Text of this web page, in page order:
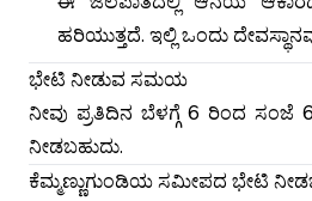
ಹರಿಯುತ್ತದೆ. ಇಲ್ಲಿ ಒಂದು
ಭೇಟಿ ನೀಡುವ ಸಮಯ
ನೀವು ಪ್ರತಿದಿನ ಬೆಳಗ್ಗೆ 6 ರಿಂದ ಸಂಜೆ
ನೀಡಬಹುದು.
ಕೆಮ್ಮಣ್ಣುಗುಂಡಿಯ ಸಮೀಪದ ಭೇಟಿ